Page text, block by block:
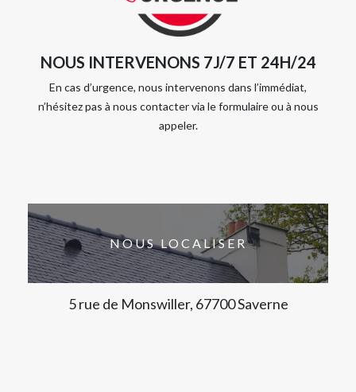
NOUS INTERVENONS 7J/7 ET 24H/24
En cas d’urgence, nous intervenons dans l’immédiat,
n’hésitez pas à nous contacter via le formulaire ou à nous
appeler.
NOUS LOCALISER
5 rue de Monswiller, 67700 Saverne